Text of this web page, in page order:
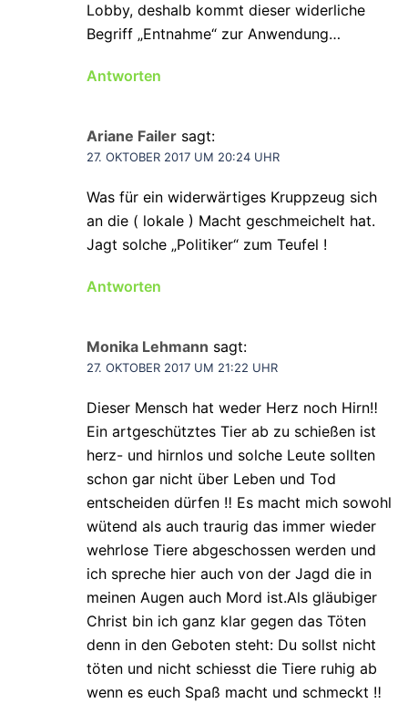
Lobby, deshalb kommt dieser widerliche
Begriff „Entnahme“ zur Anwendung…
Antworten
Ariane Failer sagt:
27. OKTOBER 2017 UM 20:24 UHR
Was für ein widerwärtiges Kruppzeug sich
an die ( lokale ) Macht geschmeichelt hat.
Jagt solche „Politiker“ zum Teufel !
Antworten
Monika Lehmann sagt:
27. OKTOBER 2017 UM 21:22 UHR
Dieser Mensch hat weder Herz noch Hirn‼
Ein artgeschütztes Tier ab zu schießen ist
herz- und hirnlos und solche Leute sollten
schon gar nicht über Leben und Tod
entscheiden dürfen ‼ Es macht mich sowohl
wütend als auch traurig das immer wieder
wehrlose Tiere abgeschossen werden und
ich spreche hier auch von der Jagd die in
meinen Augen auch Mord ist.Als gläubiger
Christ bin ich ganz klar gegen das Töten
denn in den Geboten steht: Du sollst nicht
töten und nicht schiesst die Tiere ruhig ab
wenn es euch Spaß macht und schmeckt ‼